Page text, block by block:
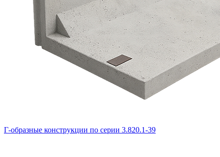
Г-образные конструкции по серии 3.820.1-39